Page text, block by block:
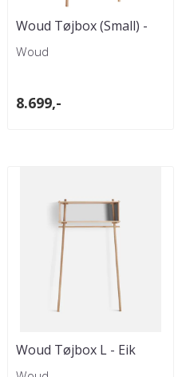
Woud Tøjbox (Small) -
Eik
Woud
8.699,-
Woud Tøjbox L - Eik